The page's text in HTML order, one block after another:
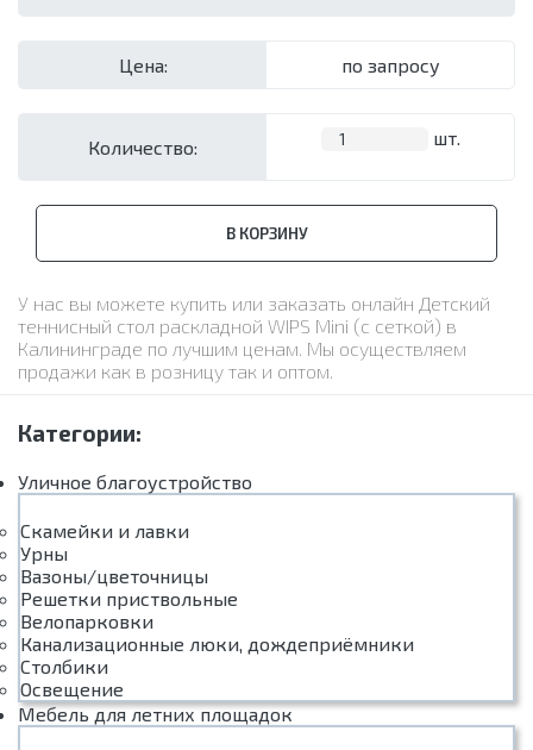
Цена: по запросу
Количество: шт.
В КОРЗИНУ
У нас вы можете купить или заказать онлайн Детский
теннисный стол раскладной WIPS Mini (с сеткой) в
Калининграде по лучшим ценам. Мы осуществляем
продажи как в розницу так и оптом.
Категории:
Уличное благоустройство
Скамейки и лавки
Урны
Вазоны/цветочницы
Решетки приствольные
Велопарковки
Канализационные люки, дождеприёмники
Столбики
Освещение
Мебель для летних площадок